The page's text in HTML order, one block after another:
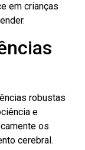
em crianças
robustas
e
os
cerebral.